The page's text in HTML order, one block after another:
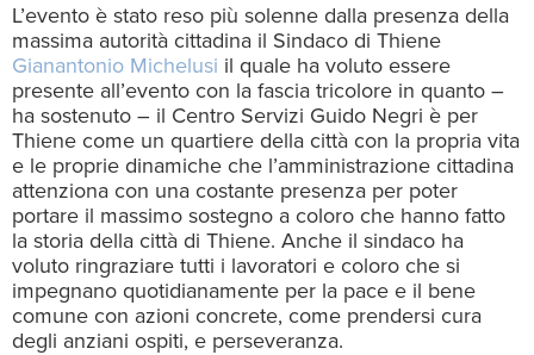
L’evento è stato reso più solenne dalla presenza della
massima autorità cittadina il Sindaco di Thiene
Gianantonio Michelusi il quale ha voluto essere
presente all’evento con la fascia tricolore in quanto –
ha sostenuto – il Centro Servizi Guido Negri è per
Thiene come un quartiere della città con la propria vita
e le proprie dinamiche che l’amministrazione cittadina
attenziona con una costante presenza per poter
portare il massimo sostegno a coloro che hanno fatto
la storia della città di Thiene. Anche il sindaco ha
voluto ringraziare tutti i lavoratori e coloro che si
impegnano quotidianamente per la pace e il bene
comune con azioni concrete, come prendersi cura
degli anziani ospiti, e perseveranza.